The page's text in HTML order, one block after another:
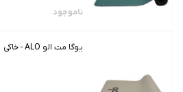
ناموجود
یوگا مت الو ALO - خاکی